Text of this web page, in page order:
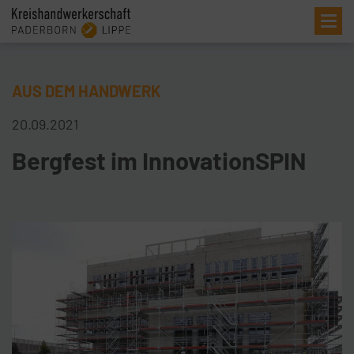
AUS DEM HANDWERK
20.09.2021
Bergfest im InnovationSPIN